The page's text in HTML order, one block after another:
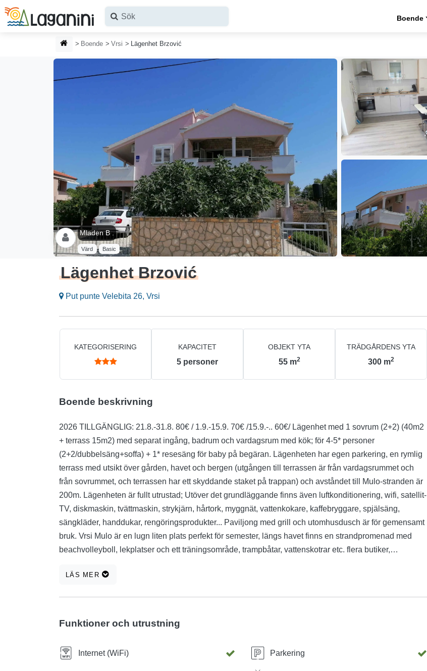
Hoppa till huvudinnehållet
Boende
HEMSIDA
Boende Vrsi Lägenhet Brzović
Mladen B .
Värd Basic
Lägenhet Brzović
Put punte Velebita 26, Vrsi
KATEGORISERING KAPACITET
5 personer
OBJEKT YTA
55 m2
TRÄDGÅRDENS YTA
300 m2
Boende beskrivning
2026 TILLGÄNGLIG: 21.8.-31.8. 80€ / 1.9.-15.9. 70€ /15.9.-.. 60€/ Lägenhet med 1 sovrum (2+2) (40m2
+ terrass 15m2) med separat ingång, badrum och vardagsrum med kök; för 4-5* personer
(2+2/dubbelsäng+soffa) + 1* resesäng för baby på begäran. Lägenheten har egen parkering, en rymlig
terrass med utsikt över gården, havet och bergen (utgången till terrassen är från vardagsrummet och
från sovrummet, och terrassen har ett skyddande staket på trappan) och avståndet till Mulo-stranden är
200m. Lägenheten är fullt utrustad; Utöver det grundläggande finns även luftkonditionering, wifi, satellit-
TV, diskmaskin, tvättmaskin, strykjärn, hårtork, myggnät, vattenkokare, kaffebryggare, spjälsäng,
sängkläder, handdukar, rengöringsprodukter... Paviljong med grill och utomhusdusch är för gemensamt
bruk. Vrsi Mulo är en lugn liten plats perfekt för semester, längs havet finns en strandpromenad med
beachvolleyboll, lekplatser och ett träningsområde, trampbåtar, vattenskotrar etc. flera butiker,
bageri... Vandringen fortsätter genom en tallskog, och för de som är ivriga att utforska är omgivningarna
LÄS MER
Funktioner och utrustning
Internet (WiFi) Parkering